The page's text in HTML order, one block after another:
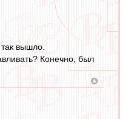
вышло.
Конечно, был